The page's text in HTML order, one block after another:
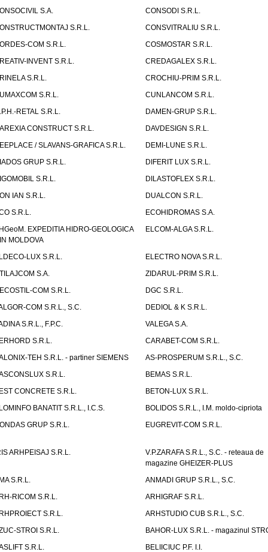
S.A.
CONSODI S.R.L.
S.R.L.
CONSVITRALIU S.R.L.
COM S.R.L.
COSMOSTAR S.R.L.
INVENT S.R.L.
CREDAGALEX S.R.L.
S.R.L.
CROCHIU-PRIM S.R.L.
S.R.L.
CUNLANCOM S.R.L.
RETAL S.R.L.
DAMEN-GRUP S.R.L.
CONSTRUCT S.R.L.
DAVDESIGN S.R.L.
/ SLAVANS-GRAFICA S.R.L.
DEMI-LUNE S.R.L.
GRUP S.R.L.
DIFERIT LUX S.R.L.
S.R.L.
DILASTOFLEX S.R.L.
IAN S.R.L.
DUALCON S.R.L.
S.R.L.
ECOHIDROMAS S.A.
EXPEDITIA HIDRO-GEOLOGICA
MOLDOVA
ELCOM-ALGA S.R.L.
LUX S.R.L.
ELECTRO NOVA S.R.L.
S.A.
ZIDARUL-PRIM S.R.L.
COM S.R.L.
DGC S.R.L.
COM S.R.L., S.C.
DEDIOL & K S.R.L.
S.R.L., F.P.C.
VALEGA S.A.
S.R.L.
CARABET-COM S.R.L.
TEH S.R.L. - partiner SIEMENS
AS-PROSPERUM S.R.L., S.C.
S.R.L.
BEMAS S.R.L.
CONCRETE S.R.L.
BETON-LUX S.R.L.
BANATIT S.R.L., I.C.S.
BOLIDOS S.R.L., I.M. moldo-cipriota
GRUP S.R.L.
EUGREVIT-COM S.R.L.
ARHPEISAJ S.R.L.
V.P.ZARAFA S.R.L., S.C. - reteaua de
magazine GHEIZER-PLUS
S.R.L.
ANMADI GRUP S.R.L., S.C.
RICOM S.R.L.
ARHIGRAF S.R.L.
S.R.L.
ARHSTUDIO CUB S.R.L., S.C.
STROI S.R.L.
BAHOR-LUX S.R.L. - magazinul
S.R.L.
BELIICIUC P.F. I.I.